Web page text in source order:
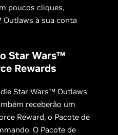
poucos cliques,
à sua conta
Star Wars™
Rewards
Star Wars™ Outlaws
receberão um
Reward, o Pacote de
O Pacote de